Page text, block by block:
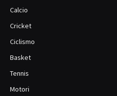
Calcio
Cricket
Ciclismo
Basket
Tennis
Motori